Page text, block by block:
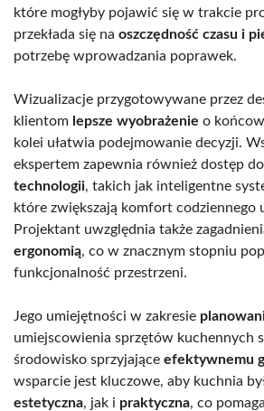
które mogłyby pojawić się w trakcie
przekłada się na oszczędność czasu i
potrzebę wprowadzania poprawek.
Wizualizacje przygotowywane przez
klientom lepsze wyobrażenie o
kolei ułatwia podejmowanie decyzji.
ekspertem zapewnia również dostęp do
technologii, takich jak inteligentne
które zwiększają komfort codziennego
Projektant uwzględnia także
ergonomią, co w znacznym stopniu
funkcjonalność przestrzeni.
Jego umiejętności w zakresie
umiejscowienia sprzętów kuchennych
środowisko sprzyjające efektywnemu
wsparcie jest kluczowe, aby kuchnia
estetyczna, jak i praktyczna, co